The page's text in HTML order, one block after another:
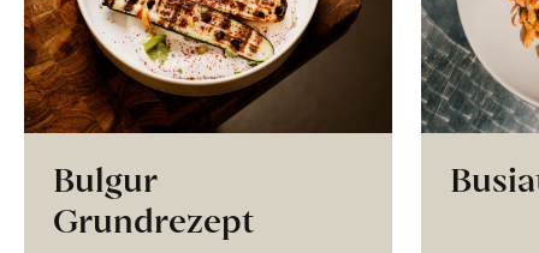
Bulgur
Grundrezept